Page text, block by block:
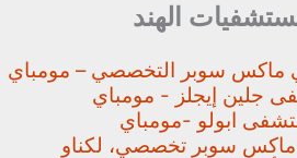
الهند
ماكس سوبر التخصصي – مومباي
جلين إيجلز - مومباي
ابولو -مومباي
سوبر تخصصي، لكناو